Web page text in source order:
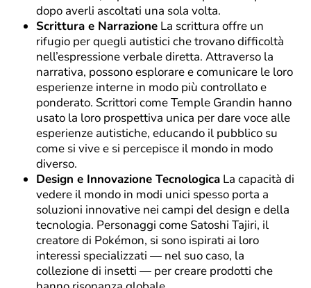
dopo averli ascoltati una sola volta.
Scrittura e Narrazione La scrittura offre un
rifugio per quegli autistici che trovano difficoltà
nell’espressione verbale diretta. Attraverso la
narrativa, possono esplorare e comunicare le loro
esperienze interne in modo più controllato e
ponderato. Scrittori come Temple Grandin hanno
usato la loro prospettiva unica per dare voce alle
esperienze autistiche, educando il pubblico su
come si vive e si percepisce il mondo in modo
diverso.
Design e Innovazione Tecnologica La capacità di
vedere il mondo in modi unici spesso porta a
soluzioni innovative nei campi del design e della
tecnologia. Personaggi come Satoshi Tajiri, il
creatore di Pokémon, si sono ispirati ai loro
interessi specializzati — nel suo caso, la
collezione di insetti — per creare prodotti che